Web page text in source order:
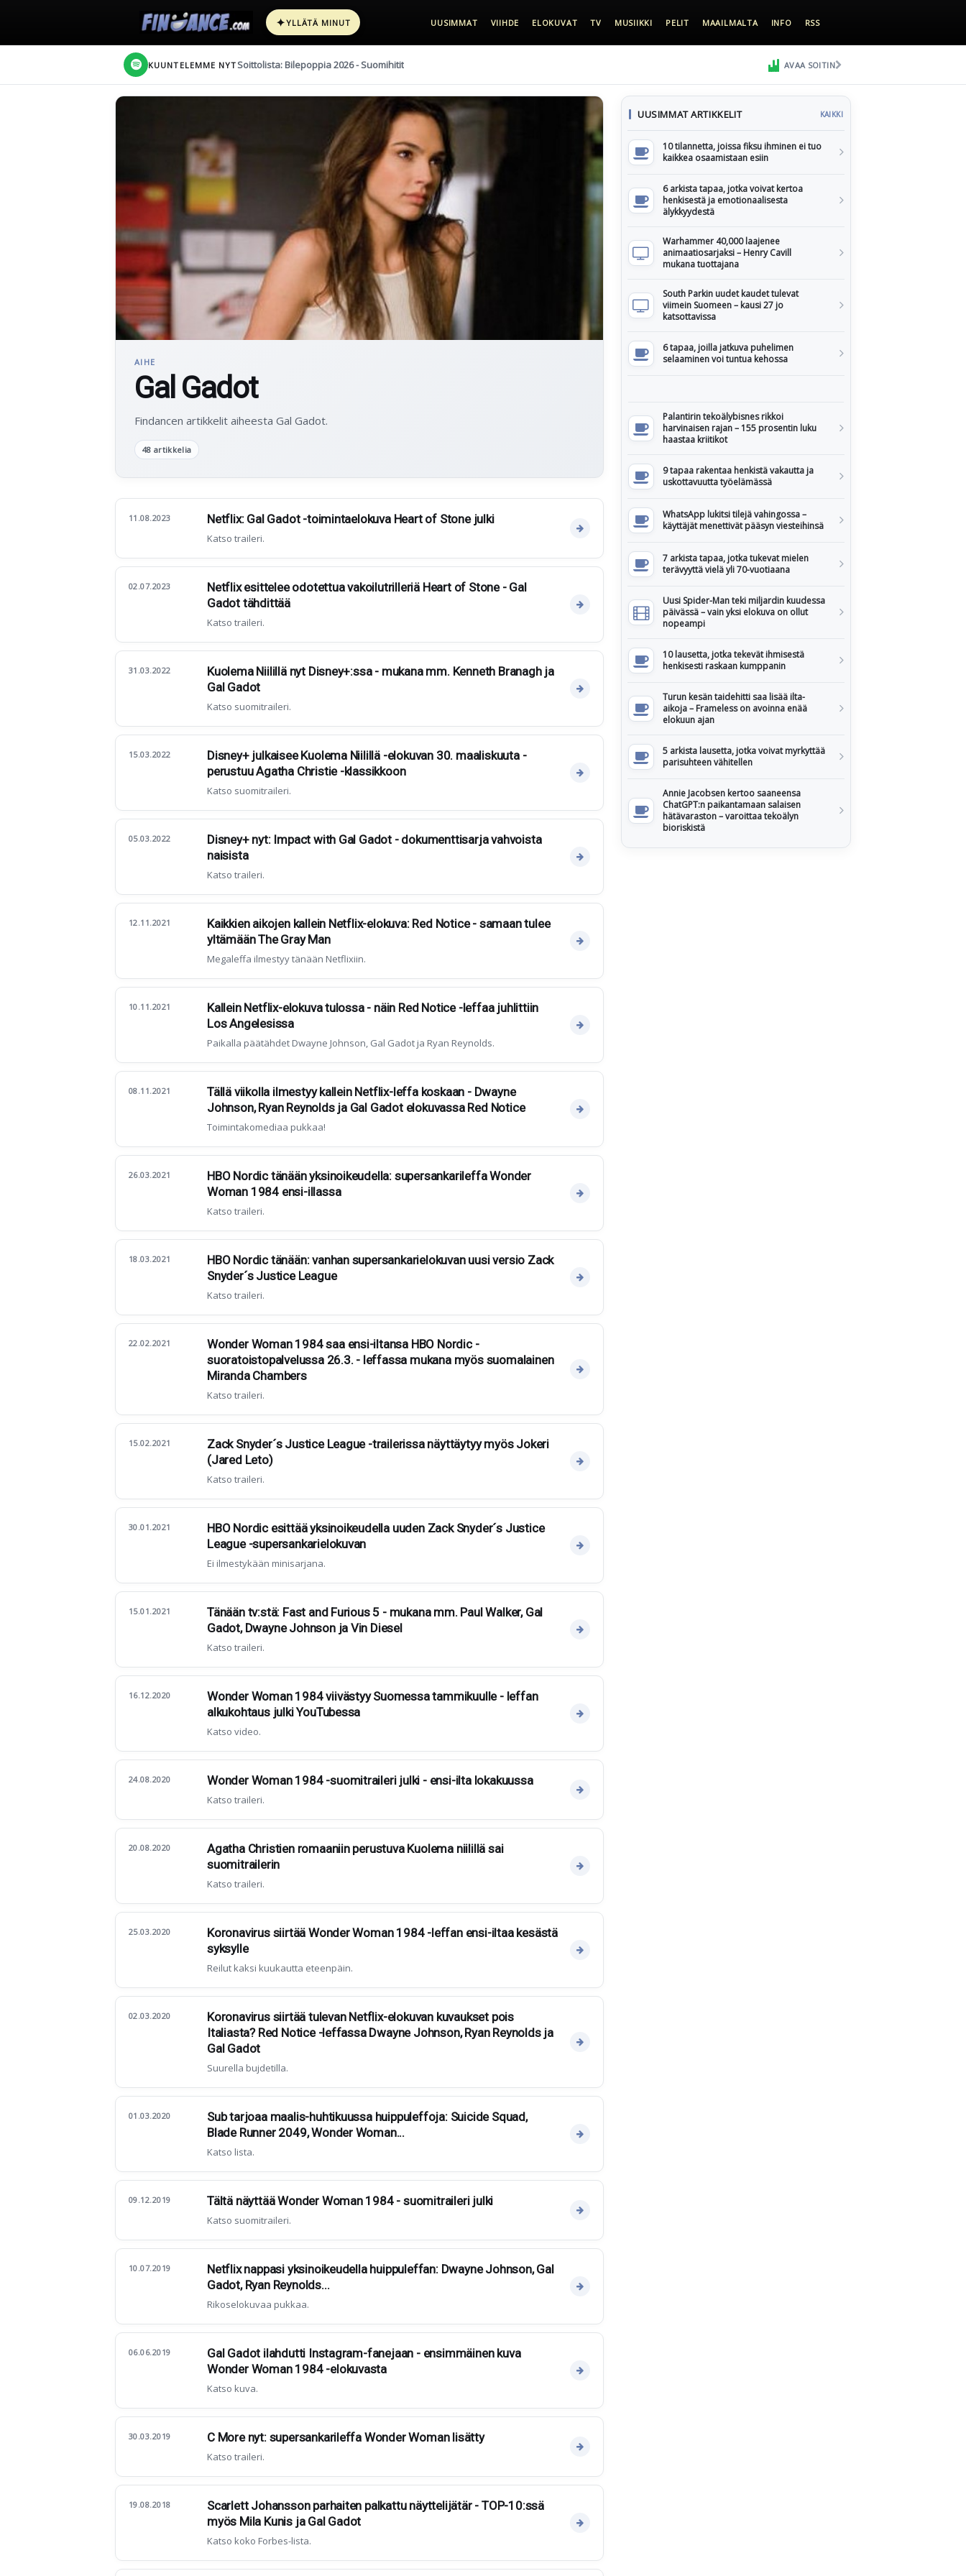
✦YLLÄTÄ MINUT UUSIMMAT VIIHDE ELOKUVAT TV MUSIIKKI PELIT MAAILMALTA INFO RSS
KUUNTELEMME NYT Soittolista: Bilepoppia 2026 - Suomihitit AVAA SOITIN
AIHE
Gal Gadot
Findancen artikkelit aiheesta Gal Gadot.
48 artikkelia
11.08.2023 Netflix: Gal Gadot -toimintaelokuva Heart of Stone julki
Katso traileri.
02.07.2023
Netflix esittelee odotettua vakoilutrilleriä Heart of Stone - Gal
Gadot tähdittää
Katso traileri.
31.03.2022
Kuolema Niilillä nyt Disney+:ssa - mukana mm. Kenneth Branagh ja
Gal Gadot
Katso suomitraileri.
15.03.2022
Disney+ julkaisee Kuolema Niilillä -elokuvan 30. maaliskuuta -
perustuu Agatha Christie -klassikkoon
Katso suomitraileri.
05.03.2022
Disney+ nyt: Impact with Gal Gadot - dokumenttisarja vahvoista
naisista
Katso traileri.
12.11.2021
Kaikkien aikojen kallein Netflix-elokuva: Red Notice - samaan tulee
yltämään The Gray Man
Megaleffa ilmestyy tänään Netflixiin.
10.11.2021
Kallein Netflix-elokuva tulossa - näin Red Notice -leffaa juhlittiin
Los Angelesissa
Paikalla päätähdet Dwayne Johnson, Gal Gadot ja Ryan Reynolds.
08.11.2021
Tällä viikolla ilmestyy kallein Netflix-leffa koskaan - Dwayne
Johnson, Ryan Reynolds ja Gal Gadot elokuvassa Red Notice
Toimintakomediaa pukkaa!
26.03.2021
HBO Nordic tänään yksinoikeudella: supersankarileffa Wonder
Woman 1984 ensi-illassa
Katso traileri.
18.03.2021
HBO Nordic tänään: vanhan supersankarielokuvan uusi versio Zack
Snyder´s Justice League
Katso traileri.
22.02.2021
Wonder Woman 1984 saa ensi-iltansa HBO Nordic -
suoratoistopalvelussa 26.3. - leffassa mukana myös suomalainen
Miranda Chambers
Katso traileri.
15.02.2021
Zack Snyder´s Justice League -trailerissa näyttäytyy myös Jokeri
(Jared Leto)
Katso traileri.
30.01.2021
HBO Nordic esittää yksinoikeudella uuden Zack Snyder´s Justice
League -supersankarielokuvan
Ei ilmestykään minisarjana.
15.01.2021
Tänään tv:stä: Fast and Furious 5 - mukana mm. Paul Walker, Gal
Gadot, Dwayne Johnson ja Vin Diesel
Katso traileri.
16.12.2020
Wonder Woman 1984 viivästyy Suomessa tammikuulle - leffan
alkukohtaus julki YouTubessa
Katso video.
24.08.2020 Wonder Woman 1984 -suomitraileri julki - ensi-ilta lokakuussa
Katso traileri.
20.08.2020
Agatha Christien romaaniin perustuva Kuolema niilillä sai
suomitrailerin
Katso traileri.
25.03.2020
Koronavirus siirtää Wonder Woman 1984 -leffan ensi-iltaa kesästä
syksylle
Reilut kaksi kuukautta eteenpäin.
02.03.2020
Koronavirus siirtää tulevan Netflix-elokuvan kuvaukset pois
Italiasta? Red Notice -leffassa Dwayne Johnson, Ryan Reynolds ja
Gal Gadot
Suurella bujdetilla.
01.03.2020
Sub tarjoaa maalis-huhtikuussa huippuleffoja: Suicide Squad,
Blade Runner 2049, Wonder Woman...
Katso lista.
09.12.2019 Tältä näyttää Wonder Woman 1984 - suomitraileri julki
Katso suomitraileri.
10.07.2019
Netflix nappasi yksinoikeudella huippuleffan: Dwayne Johnson, Gal
Gadot, Ryan Reynolds...
Rikoselokuvaa pukkaa.
06.06.2019
Gal Gadot ilahdutti Instagram-fanejaan - ensimmäinen kuva
Wonder Woman 1984 -elokuvasta
Katso kuva.
30.03.2019 C More nyt: supersankarileffa Wonder Woman lisätty
Katso traileri.
19.08.2018
Scarlett Johansson parhaiten palkattu näyttelijätär - TOP-10:ssä
myös Mila Kunis ja Gal Gadot
Katso koko Forbes-lista.
UUSIMMAT ARTIKKELIT KAIKKI
10 tilannetta, joissa fiksu ihminen ei tuo
kaikkea osaamistaan esiin
6 arkista tapaa, jotka voivat kertoa
henkisestä ja emotionaalisesta
älykkyydestä
Warhammer 40,000 laajenee
animaatiosarjaksi – Henry Cavill
mukana tuottajana
South Parkin uudet kaudet tulevat
viimein Suomeen – kausi 27 jo
katsottavissa
6 tapaa, joilla jatkuva puhelimen
selaaminen voi tuntua kehossa
Palantirin tekoälybisnes rikkoi
harvinaisen rajan – 155 prosentin luku
haastaa kriitikot
9 tapaa rakentaa henkistä vakautta ja
uskottavuutta työelämässä
WhatsApp lukitsi tilejä vahingossa –
käyttäjät menettivät pääsyn viesteihinsä
7 arkista tapaa, jotka tukevat mielen
terävyyttä vielä yli 70-vuotiaana
Uusi Spider-Man teki miljardin kuudessa
päivässä – vain yksi elokuva on ollut
nopeampi
10 lausetta, jotka tekevät ihmisestä
henkisesti raskaan kumppanin
Turun kesän taidehitti saa lisää ilta-
aikoja – Frameless on avoinna enää
elokuun ajan
5 arkista lausetta, jotka voivat myrkyttää
parisuhteen vähitellen
Annie Jacobsen kertoo saaneensa
ChatGPT:n paikantamaan salaisen
hätävaraston – varoittaa tekoälyn
bioriskistä